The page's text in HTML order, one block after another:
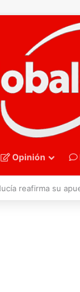
Opinión
recupera su